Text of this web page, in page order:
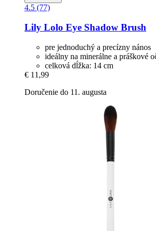
4.5 (77)
Lily Lolo Eye Shadow Brush
pre jednoduchý a precízny nános
ideálny na minerálne a práškové
celková dĺžka: 14 cm
€ 11,99
Doručenie do 11. augusta